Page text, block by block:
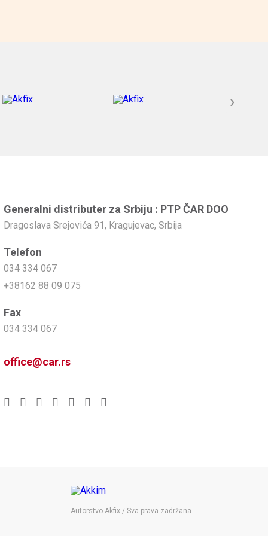
›
Generalni distributer za Srbiju : PTP ČAR DOO
Dragoslava Srejovića 91, Kragujevac, Srbija
Telefon
034 334 067
+38162 88 09 075
Fax
034 334 067
office@car.rs
Autorstvo Akfix / Sva prava zadržana.